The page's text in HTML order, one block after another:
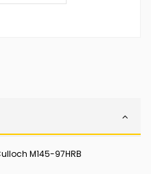
M145-97HRB